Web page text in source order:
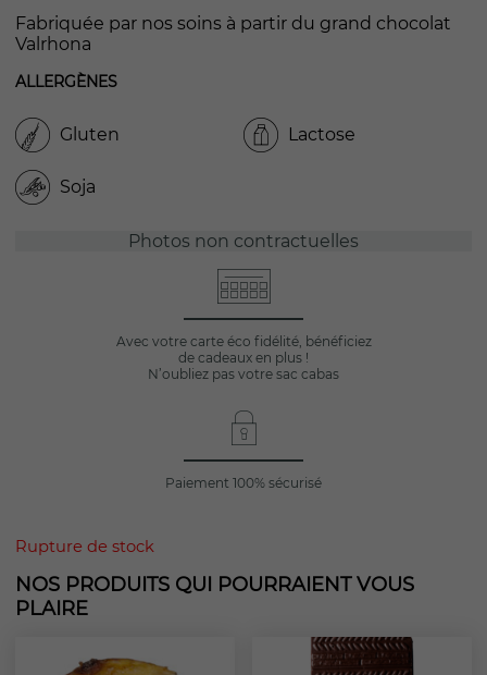
Fabriquée par nos soins à partir du grand chocolat
Valrhona
ALLERGÈNES
Gluten Lactose
Soja
Photos non contractuelles
Avec votre carte éco fidélité, bénéficiez
de cadeaux en plus !
N’oubliez pas votre sac cabas
Paiement 100% sécurisé
Rupture de stock
NOS PRODUITS QUI POURRAIENT VOUS
PLAIRE